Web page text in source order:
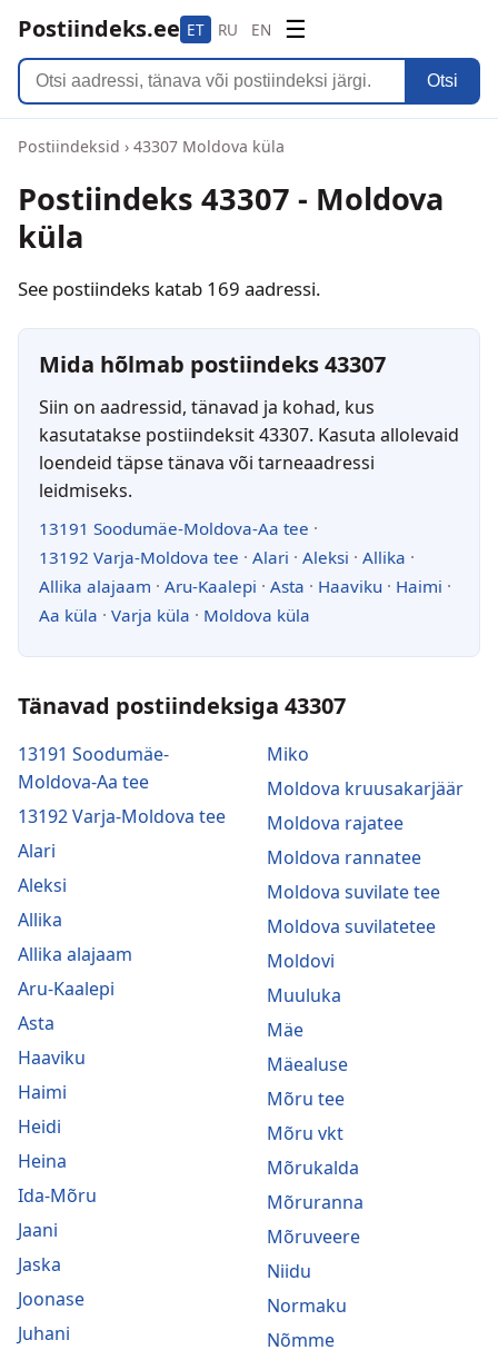
Postiindeks.ee ET RU EN ☰
Otsi
Postiindeksid › 43307 Moldova küla
Postiindeks 43307 - Moldova
küla
See postiindeks katab 169 aadressi.
Mida hõlmab postiindeks 43307
Siin on aadressid, tänavad ja kohad, kus
kasutatakse postiindeksit 43307. Kasuta allolevaid
loendeid täpse tänava või tarneaadressi
leidmiseks.
13191 Soodumäe-Moldova-Aa tee ·
13192 Varja-Moldova tee · Alari · Aleksi · Allika ·
Allika alajaam · Aru-Kaalepi · Asta · Haaviku · Haimi ·
Aa küla · Varja küla · Moldova küla
Tänavad postiindeksiga 43307
13191 Soodumäe-
Moldova-Aa tee
13192 Varja-Moldova tee
Alari
Aleksi
Allika
Allika alajaam
Aru-Kaalepi
Asta
Haaviku
Haimi
Heidi
Heina
Ida-Mõru
Jaani
Jaska
Joonase
Juhani
Miko
Moldova kruusakarjäär
Moldova rajatee
Moldova rannatee
Moldova suvilate tee
Moldova suvilatetee
Moldovi
Muuluka
Mäe
Mäealuse
Mõru tee
Mõru vkt
Mõrukalda
Mõruranna
Mõruveere
Niidu
Normaku
Nõmme